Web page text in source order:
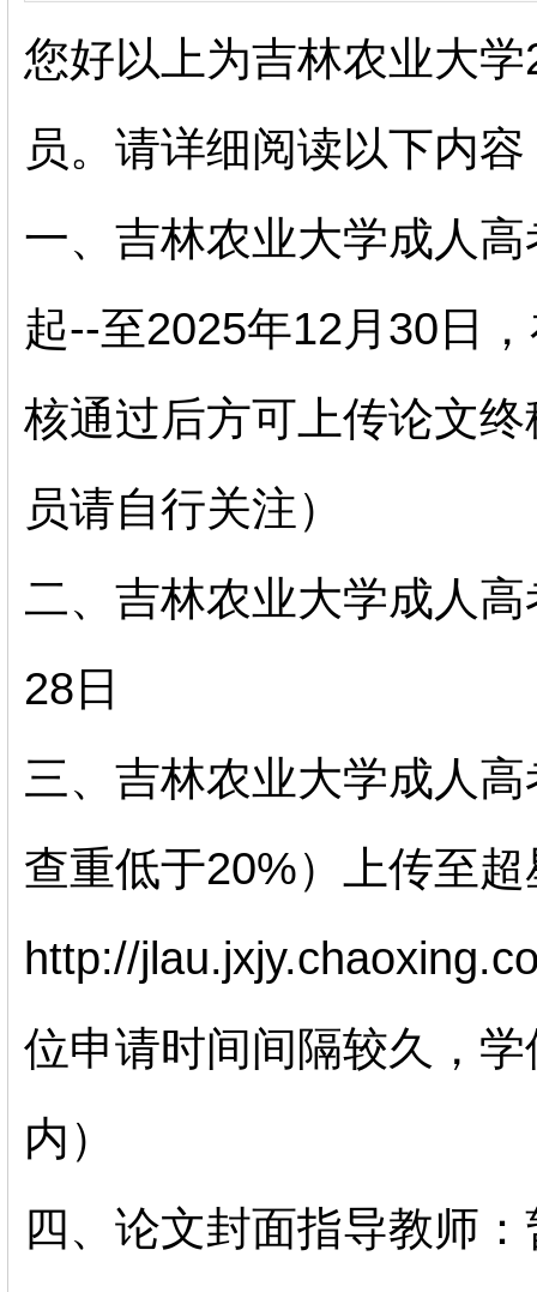
您好以上为吉林农业大
员。请详细阅读以下内容
一、吉林农业大学成人
起--至2025年12月30日
核通过后方可上传论文
员请自行关注）
二、吉林农业大学成人
28日
三、吉林农业大学成人
查重低于20%）上传至
http://
位申请时间间隔较久，
内）
四、论文封面指导教师